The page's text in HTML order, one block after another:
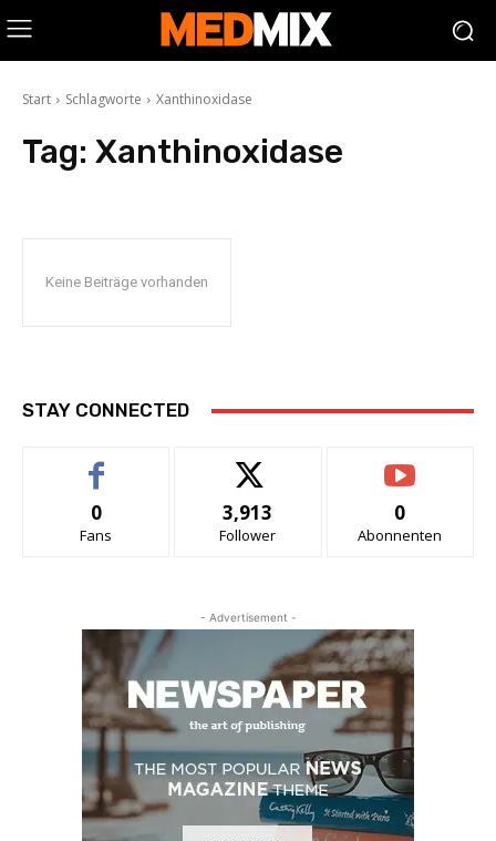
Start Schlagworte Xanthinoxidase
Tag: Xanthinoxidase
Keine Beiträge vorhanden
STAY CONNECTED
0
Fans
3,913
Follower
0
Abonnenten
- Advertisement -